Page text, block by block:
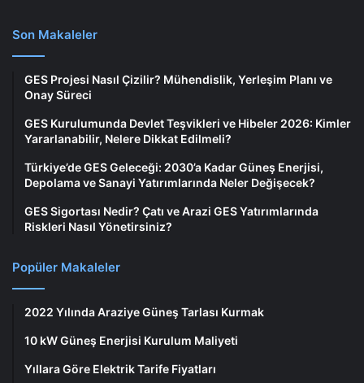
Son Makaleler
GES Projesi Nasıl Çizilir? Mühendislik, Yerleşim Planı ve
Onay Süreci
GES Kurulumunda Devlet Teşvikleri ve Hibeler 2026: Kimler
Yararlanabilir, Nelere Dikkat Edilmeli?
Türkiye’de GES Geleceği: 2030’a Kadar Güneş Enerjisi,
Depolama ve Sanayi Yatırımlarında Neler Değişecek?
GES Sigortası Nedir? Çatı ve Arazi GES Yatırımlarında
Riskleri Nasıl Yönetirsiniz?
Popüler Makaleler
2022 Yılında Araziye Güneş Tarlası Kurmak
10 kW Güneş Enerjisi Kurulum Maliyeti
Yıllara Göre Elektrik Tarife Fiyatları